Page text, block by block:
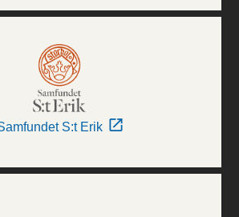
S:t Erik